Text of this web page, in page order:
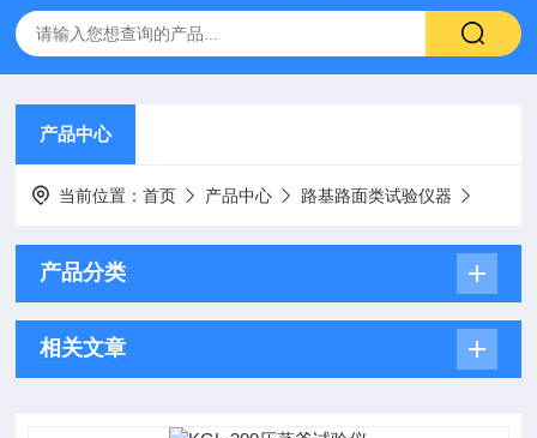
产品中心
当前位置：首页 产品中心 路基路面类试验仪器
产品分类
相关文章